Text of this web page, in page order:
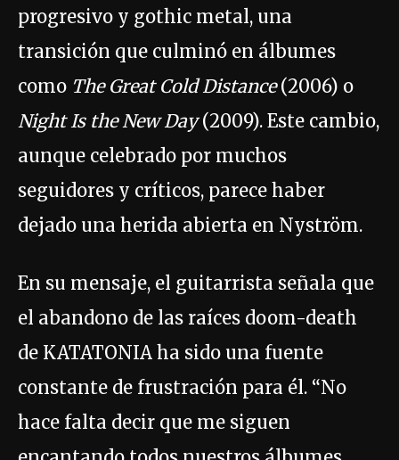
progresivo y gothic metal, una
transición que culminó en álbumes
como The Great Cold Distance(2006) o
Night Is the New Day(2009). Este cambio,
aunque celebrado por muchos
seguidores y críticos, parece haber
dejado una herida abierta en Nyström.
En su mensaje, el guitarrista señala que
el abandono de las raíces doom-death
de KATATONIA ha sido una fuente
constante de frustración para él. “No
hace falta decir que me siguen